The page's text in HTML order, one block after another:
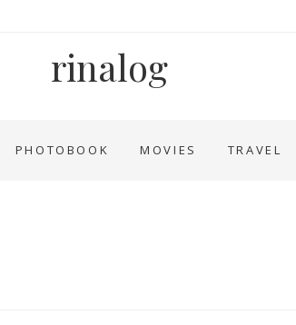
rinalog
PHOTOBOOK MOVIES TRAVEL